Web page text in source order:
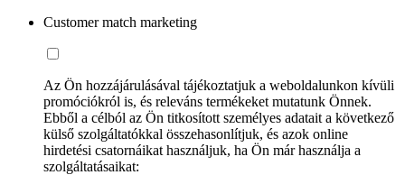
Customer match marketing
Az Ön hozzájárulásával tájékoztatjuk a weboldalunkon kívüli
promóciókról is, és releváns termékeket mutatunk Önnek.
Ebből a célból az Ön titkosított személyes adatait a következő
külső szolgáltatókkal összehasonlítjuk, és azok online
hirdetési csatornáikat használjuk, ha Ön már használja a
szolgáltatásaikat: